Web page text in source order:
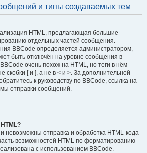
и типы создаваемых тем
HTML, предлагающая большие
отдельных частей сообщения.
BBCode определяется администратором,
быть отключён на уровне сообщения в
очень похож на HTML, но теги в нём
скобки [ и ], а не в < и >. За дополнительной
к руководству по BBCode, ссылка на
отправки сообщений.
невозможны отправка и обработка HTML-кода
возможностей HTML по форматированию
с использованием BBCode.